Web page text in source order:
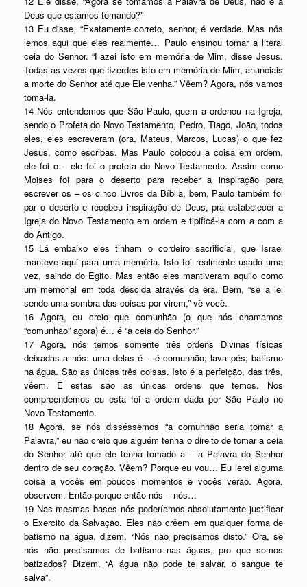
Deus que estamos tomando?”
13 Eu disse, “Exatamente correto, senhor, é verdade. Mas nós
lemos aqui que eles realmente… Paulo ensinou tomar a literal
ceia do Senhor. “Fazei isto em memória de Mim, disse Jesus.
Todas as vezes que fizerdes isto em memória de Mim, anunciais
a morte do Senhor até que Ele venha.” Vêem? Agora, nós vamos
toma-la.
14 Nós entendemos que São Paulo, quem a ordenou na Igreja,
sendo o Profeta do Novo Testamento, Pedro, Tiago, João, todos
eles, eles escreveram (ora, Mateus, Marcos, Lucas) o que fez
Jesus, como escribas. Mas Paulo colocou a coisa em ordem,
ele foi o – ele foi o profeta do Novo Testamento. Assim como
Moises foi para o deserto para receber a inspiração para
escrever os – os cinco Livros da Bíblia, bem, Paulo também foi
par o deserto e recebeu inspiração de Deus, pra estabelecer a
Igreja do Novo Testamento em ordem e tipificá-la com a com a
do Antigo.
15 Lá embaixo eles tinham o cordeiro sacrificial, que Israel
manteve aqui para uma memória. Isto foi realmente usado uma
vez, saindo do Egito. Mas então eles mantiveram aquilo como
um memorial em toda descida através da era. Bem, “se a lei
sendo uma sombra das coisas por virem,” vê você.
16 Agora, eu creio que comunhão (o que nós chamamos
“comunhão” agora) é… é “a ceia do Senhor.”
17 Agora, nós temos somente três ordens Divinas físicas
deixadas a nós: uma delas é – é comunhão; lava pés; batismo
na água. São as únicas três coisas. Isto é a perfeição, das três,
vêem. E estas são as únicas ordens que temos. Nos
compreendemos eu esta foi a ordem dada por São Paulo no
Novo Testamento.
18 Agora, se nós disséssemos “a comunhão seria tomar a
Palavra,” eu não creio que alguém tenha o direito de tomar a ceia
do Senhor até que ele tenha tomado a – a Palavra do Senhor
dentro de seu coração. Vêem? Porque eu vou… Eu lerei alguma
coisa a vocês em poucos momentos e vocês verão. Agora,
observem. Então porque então nós – nós…
19 Nas mesmas bases nós poderíamos absolutamente justificar
o Exercito da Salvação. Eles não crêem em qualquer forma de
batismo na água, dizem, “Nós não precisamos disto.” Ora, se
nós não precisamos de batismo nas águas, pro que somos
batizados? Dizem, “A água não pode te salvar, o sangue te
salva”.